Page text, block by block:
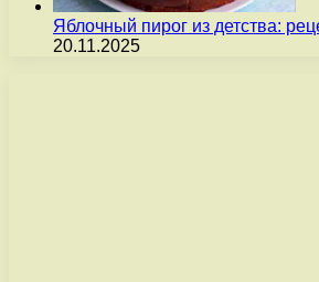
Яблочный пирог из детства:
20.11.2025